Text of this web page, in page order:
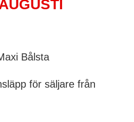
Bålsta
för säljare från